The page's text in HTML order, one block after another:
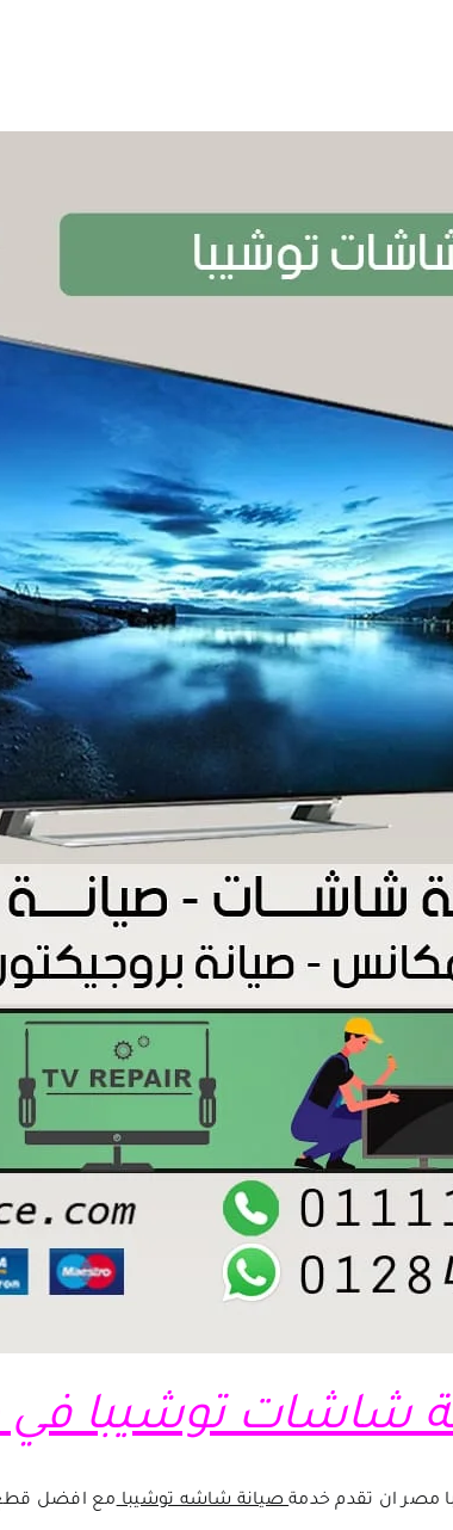
شاشات توشيبا
مصر ان تقدم خدمةصيانة شاشه توشيبامع افضل قطع